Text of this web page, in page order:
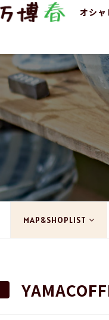
オシャ
MAP&SHOPLIST